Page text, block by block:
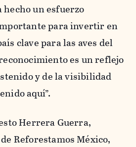
hecho un esfuerzo
para invertir en
clave para las aves del
es un reflejo
y de la visibilidad
aquí”.
Herrera Guerra,
Reforestamos México,